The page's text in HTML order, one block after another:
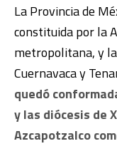
La Provincia de
constituida por la
metropolitana, y
Cuernavaca y
quedó
y las diócesis de
Azcapotzalco